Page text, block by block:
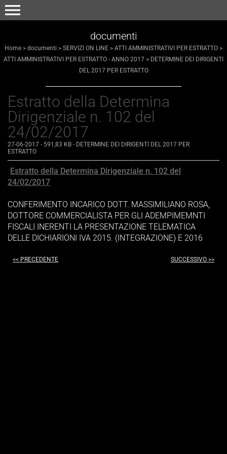
menu
documenti
Home > documenti > SERVIZI ON LINE > ATTI AMMINISTRATIVI PER ESTRATTO >
ATTI AMMINISTRATIVI PER ESTRATTO - ANNO 2017 > DETERMINE DEI DIRIGENTI
DEL 2017 PER ESTRATTO
Estratto della Determina
Dirigenziale n. 102 del
24/02/2017
27-06-2017 - 591,83 KB - DETERMINE DEI DIRIGENTI DEL 2017 PER
ESTRATTO
Estratto della Determina Dirigenziale n. 102 del
24/02/2017
CONFERIMENTO INCARICO DOTT. MASSIMILIANO ROSA,
DOTTORE COMMERCIALISTA PER GLI ADEMPIMEMNTI
FISCALI INERENTI LA PRESENTAZIONE TELEMATICA
DELLE DICHIARIONI IVA 2015. (INTEGRAZIONE) E 2016
<< PRECEDENTE SUCCESSIVO >>